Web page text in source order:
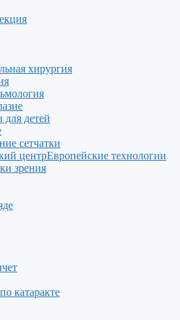
хирургия
детей
сетчатки
центрЕвропейские технологии
зрения
катаракте